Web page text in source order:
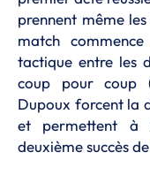
prennent même
match
tactique entre les
coup pour coup
Dupoux forcent la
et permettent à
deuxième succès